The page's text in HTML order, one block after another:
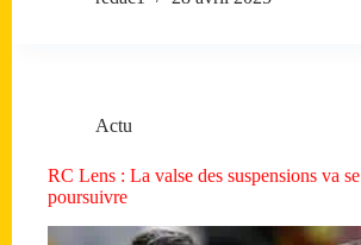
Actu
RC Lens : La valse des suspensions va se
poursuivre